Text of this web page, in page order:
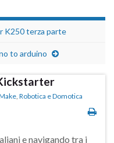
K250 terza parte
to arduino
, Robotica e Domotica
e navigando tra i